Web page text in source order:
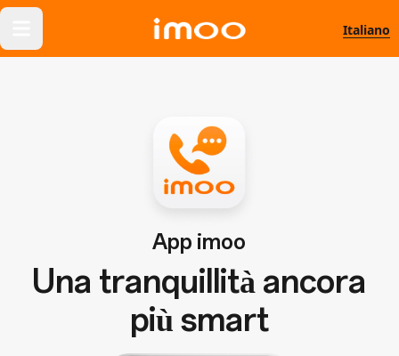
Italiano
App imoo
Una tranquillità ancora
più smart